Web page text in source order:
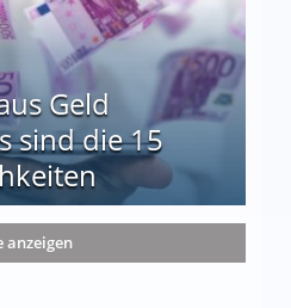
Geld
sind die 15
anzeigen